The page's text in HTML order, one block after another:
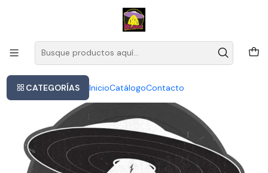
CATEGORÍAS InicioCatálogoContacto
Este es el texto del slide
Vinilo 2lp Disney Black Panther Wakanda Forever Banda Sonora Hip
Hop